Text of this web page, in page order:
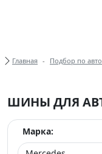
Купить
Хлебные
Главная Подбор по
ШИНЫ ДЛЯ
Марка: